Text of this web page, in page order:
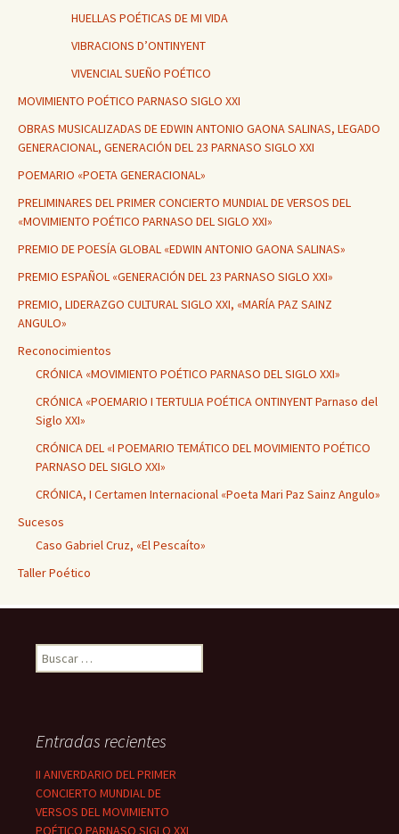
HUELLAS POÉTICAS DE MI VIDA
VIBRACIONS D’ONTINYENT
VIVENCIAL SUEÑO POÉTICO
MOVIMIENTO POÉTICO PARNASO SIGLO XXI
OBRAS MUSICALIZADAS DE EDWIN ANTONIO GAONA SALINAS, LEGADO
GENERACIONAL, GENERACIÓN DEL 23 PARNASO SIGLO XXI
POEMARIO «POETA GENERACIONAL»
PRELIMINARES DEL PRIMER CONCIERTO MUNDIAL DE VERSOS DEL
«MOVIMIENTO POÉTICO PARNASO DEL SIGLO XXI»
PREMIO DE POESÍA GLOBAL «EDWIN ANTONIO GAONA SALINAS»
PREMIO ESPAÑOL «GENERACIÓN DEL 23 PARNASO SIGLO XXI»
PREMIO, LIDERAZGO CULTURAL SIGLO XXI, «MARÍA PAZ SAINZ
ANGULO»
Reconocimientos
CRÓNICA «MOVIMIENTO POÉTICO PARNASO DEL SIGLO XXI»
CRÓNICA «POEMARIO I TERTULIA POÉTICA ONTINYENT Parnaso del
Siglo XXI»
CRÓNICA DEL «I POEMARIO TEMÁTICO DEL MOVIMIENTO POÉTICO
PARNASO DEL SIGLO XXI»
CRÓNICA, I Certamen Internacional «Poeta Mari Paz Sainz Angulo»
Sucesos
Caso Gabriel Cruz, «El Pescaíto»
Taller Poético
Buscar:
Entradas recientes
II ANIVERDARIO DEL PRIMER
CONCIERTO MUNDIAL DE
VERSOS DEL MOVIMIENTO
POÉTICO PARNASO SIGLO XXI